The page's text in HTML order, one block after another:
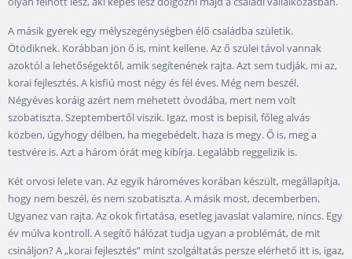
A másik gyerek egy mélyszegénységben élő családba születik.
Ötödiknek. Korábban jön ő is, mint kellene. Az ő szülei távol vannak
azoktól a lehetőségektől, amik segítenének rajta. Azt sem tudják, mi az,
korai fejlesztés. A kisfiú most négy és fél éves. Még nem beszél.
Négyéves koráig azért nem mehetett óvodába, mert nem volt
szobatiszta. Szeptembertől viszik. Igaz, most is bepisil, főleg alvás
közben, úgyhogy délben, ha megebédelt, haza is megy. Ő is, meg a
testvére is. Azt a három órát meg kibírja. Legalább reggelizik is.
Két orvosi lelete van. Az egyik hároméves korában készült, megállapítja,
hogy nem beszél, és nem szobatiszta. A másik most, decemberben.
Ugyanez van rajta. Az okok firtatása, esetleg javaslat valamire, nincs. Egy
év múlva kontroll. A segítő hálózat tudja ugyan a problémát, de mit
csináljon? A „korai fejlesztés” mint szolgáltatás persze elérhető itt is, igaz,